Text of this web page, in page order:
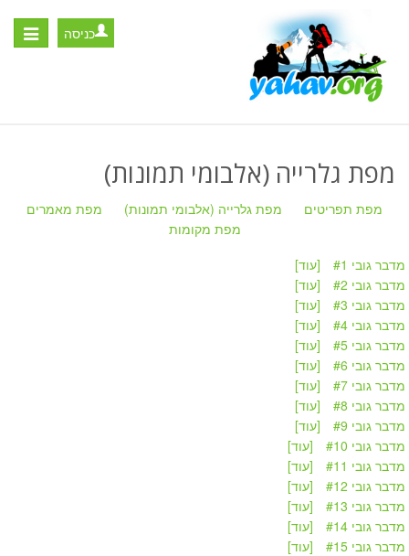
Toggle
כניסה
מפת גלרייה (אלבומי תמונות)
מפת תפריטים מפת גלרייה (אלבומי תמונות)
מפת מאמרים
מפת מקומות
גובי #1
[עוד]
גובי #2
[עוד]
גובי #3
[עוד]
גובי #4
[עוד]
גובי #5
[עוד]
גובי #6
[עוד]
גובי #7
[עוד]
גובי #8
[עוד]
גובי #9
[עוד]
גובי #10
[עוד]
גובי #11
[עוד]
גובי #12
[עוד]
גובי #13
[עוד]
גובי #14
[עוד]
גובי #15
[עוד]